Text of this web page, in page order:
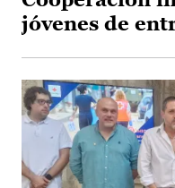
jóvenes de